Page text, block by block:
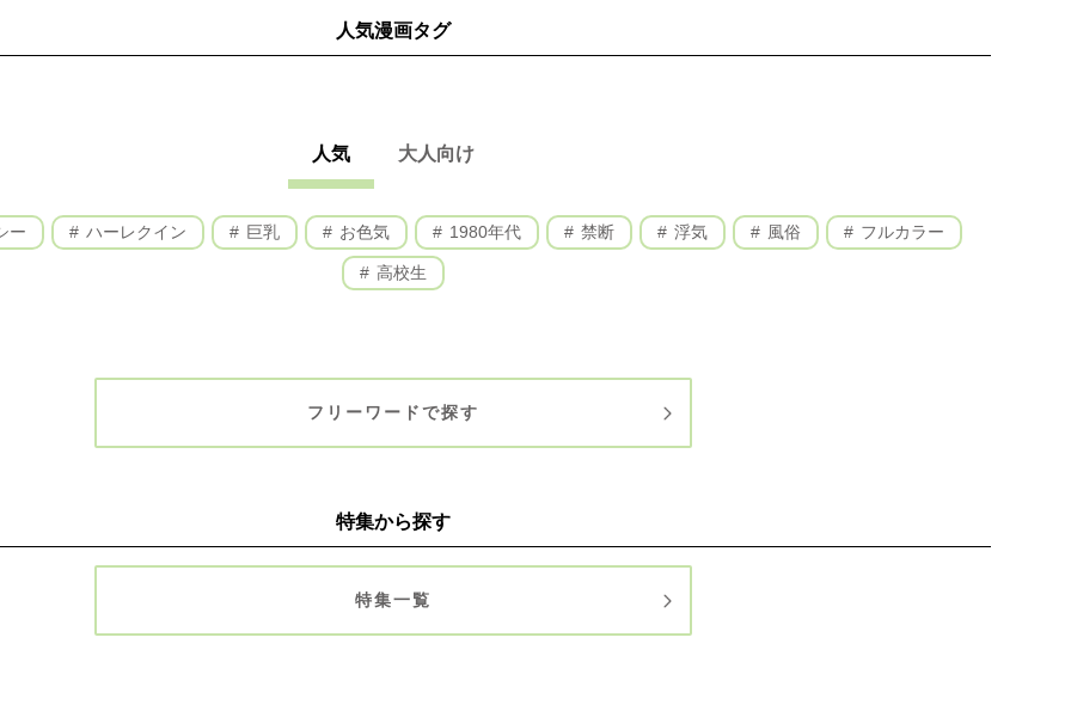
人気漫画タグ
人気 大人向け
ー ハーレクイン 巨乳 お色気 1980年代 禁断 浮気 風俗 フルカラー
高校生
フリーワードで探す
特集から探す
特集一覧